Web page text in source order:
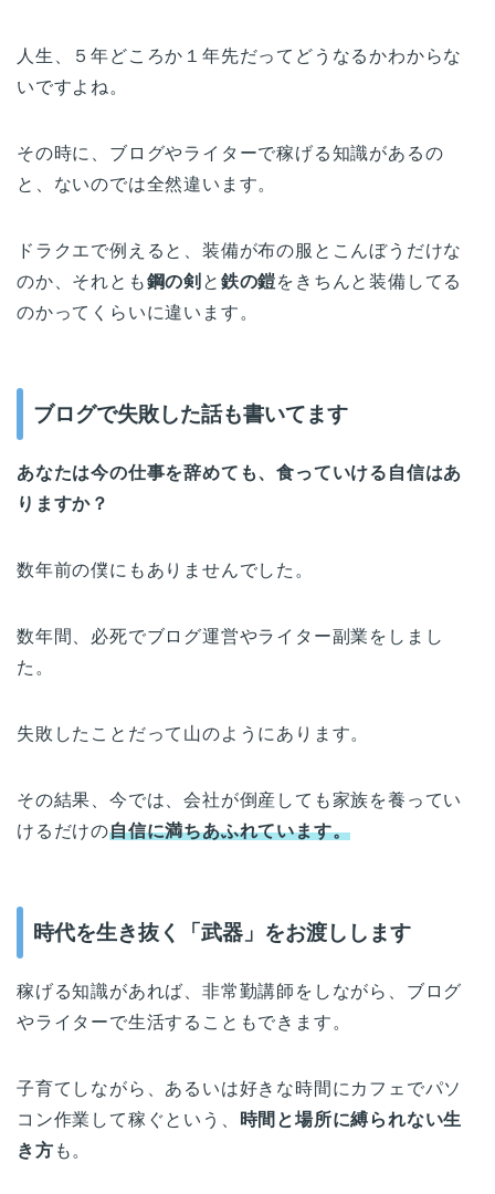
人生、５年どころか１年先だってどうなるかわからな
いですよね。
その時に、ブログやライターで稼げる知識があるの
と、ないのでは全然違います。
ドラクエで例えると、装備が布の服とこんぼうだけな
のか、それとも鋼の剣 と 鉄の鎧をきちんと装備してる
のかってくらいに違います。
ブログで失敗した話も書いてます
あなたは今の仕事を辞めても、食っていける自信はあ
りますか？
数年前の僕にもありませんでした。
数年間、必死でブログ運営やライター副業をしまし
た。
失敗したことだって山のようにあります。
その結果、今では、会社が倒産しても家族を養ってい
けるだけの自信に満ちあふれています。
時代を生き抜く「武器」をお渡しします
稼げる知識があれば、非常勤講師をしながら、ブログ
やライターで生活することもできます。
子育てしながら、あるいは好きな時間にカフェでパソ
コン作業して稼ぐという、
時間と場所に縛られない生
き方 も。